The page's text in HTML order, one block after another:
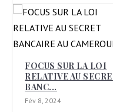
FOCUS SUR LE
NOUVEAU DECRET
D’APPLICATIO...